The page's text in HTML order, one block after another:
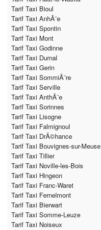
Tarif Taxi Bioul
Tarif Taxi AnhÃ¨e
Tarif Taxi Spontin
Tarif Taxi Mont
Tarif Taxi Godinne
Tarif Taxi Durnal
Tarif Taxi Gerin
Tarif Taxi SommiÃ¨re
Tarif Taxi Serville
Tarif Taxi AnthÃ¨e
Tarif Taxi Sorinnes
Tarif Taxi Lisogne
Tarif Taxi Falmignoul
Tarif Taxi DrÃ©hance
Tarif Taxi Bouvignes-sur-Meuse
Tarif Taxi Tillier
Tarif Taxi Noville-les-Bois
Tarif Taxi Hingeon
Tarif Taxi Franc-Waret
Tarif Taxi Fernelmont
Tarif Taxi Bierwart
Tarif Taxi Somme-Leuze
Tarif Taxi Noiseux